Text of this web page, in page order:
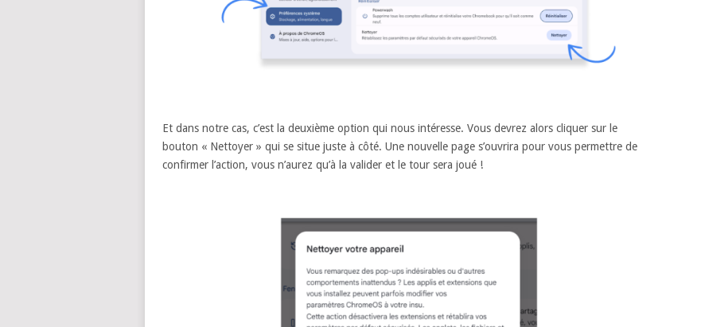
Et dans notre cas, c’est la deuxième option qui nous intéresse. Vous devrez alors cliquer sur le
bouton « Nettoyer » qui se situe juste à côté. Une nouvelle page s’ouvrira pour vous permettre de
confirmer l’action, vous n’aurez qu’à la valider et le tour sera joué !